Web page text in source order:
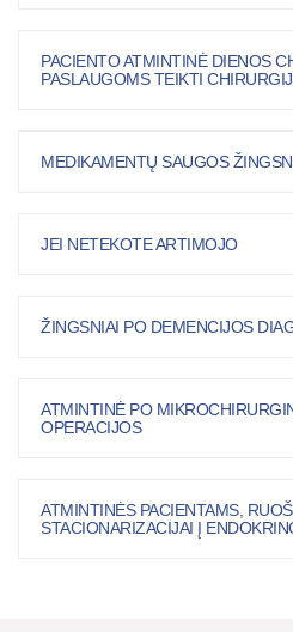
PACIENTO ATMINTINĖ DIENOS
PASLAUGOMS TEIKTI
MEDIKAMENTŲ SAUGOS
JEI NETEKOTE ARTIMOJO
ŽINGSNIAI PO DEMENCIJOS
ATMINTINĖ PO
OPERACIJOS
ATMINTINĖS PACIENTAMS,
STACIONARIZACIJAI Į